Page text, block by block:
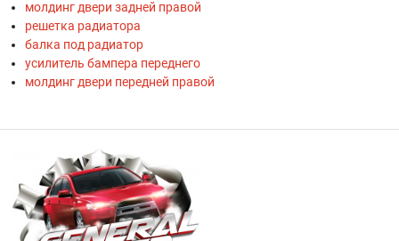
молдинг двери задней правой
решетка радиатора
балка под радиатор
усилитель бампера переднего
молдинг двери передней правой